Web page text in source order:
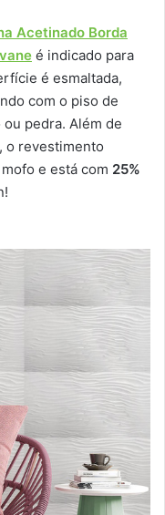
Acetinado Borda
é indicado para
é esmaltada,
com o piso de
pedra. Além de
o revestimento
e está com 25%